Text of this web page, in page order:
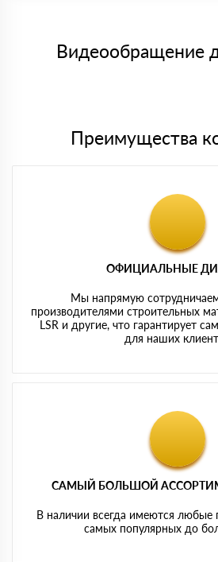
либо Вы забираете товар со склада
Видеообращение
Преимущества
ОФИЦИАЛЬНЫЕ
Мы напрямую
производителями строительных
LSR и другие, что гарантирует
для наших
САМЫЙ БОЛЬШОЙ
В наличии всегда имеются любые
самых популярных до